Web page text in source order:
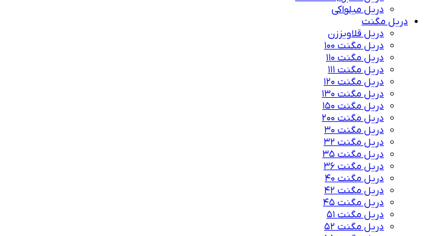
دریل میلواکی
دریل مگنت
دریل قلاویززن
دریل مگنت 100
دریل مگنت 110
دریل مگنت 111
دریل مگنت 120
دریل مگنت 130
دریل مگنت 150
دریل مگنت 200
دریل مگنت 30
دریل مگنت 32
دریل مگنت 35
دریل مگنت 36
دریل مگنت 40
دریل مگنت 42
دریل مگنت 45
دریل مگنت 51
دریل مگنت 52